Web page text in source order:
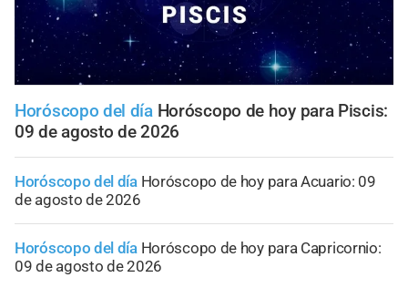
Horóscopo del día Horóscopo de hoy para Piscis:
09 de agosto de 2026
Horóscopo del día Horóscopo de hoy para Acuario: 09
de agosto de 2026
Horóscopo del día Horóscopo de hoy para Capricornio:
09 de agosto de 2026